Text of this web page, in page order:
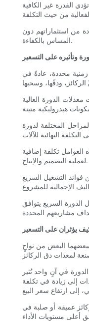
القدرة غير الكافية
من استثماراتهم دون
المساس بالكفاءة.
وتأثيره على التسعير
محددة، عادةً في
الدورة العالية
المختلفة لدورة
العوامل تكلفة إضافية
لعملية التصميم والإنتاج.
فوائد التشغيل السريع
الدورة السريع يتوافق
يؤثران على التسعير
البعض من نواحٍ
في آنٍ واحد تُثير
إلى زيادة في تكلفة
عميقة أو صلبة في